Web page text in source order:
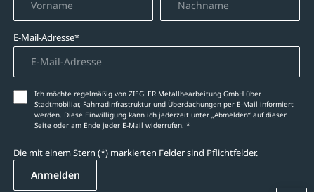
E-Mail-Adresse*
Ich möchte regelmäßig von ZIEGLER Metallbearbeitung GmbH über
Stadtmobiliar, Fahrradinfrastruktur und Überdachungen per E-Mail informiert
werden. Diese Einwilligung kann ich jederzeit unter „Abmelden‘‘ auf dieser
Seite oder am Ende jeder E-Mail widerrufen. *
Die mit einem Stern (*) markierten Felder sind Pflichtfelder.
Anmelden